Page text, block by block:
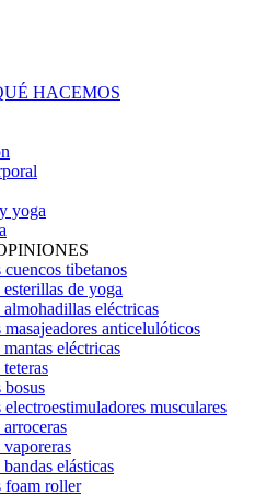
HACEMOS
yoga
tibetanos
de yoga
eléctricas
anticelulóticos
eléctricas
bosus
musculares
elásticas
foam roller